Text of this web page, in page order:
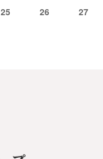
25 26
27